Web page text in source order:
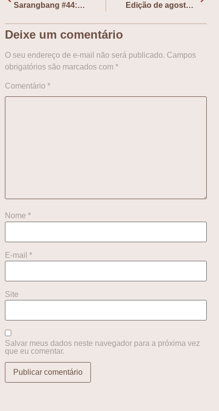
Sarangbang #44: “Temporada de cura no Ateliê Soyo”, com Keren Mi Kang
Edição de agosto do Clube do Livro do CCCB discute “Como Tigres na Neve”, se inscreva
Deixe um comentário
O seu endereço de e-mail não será publicado. Campos
obrigatórios são marcados com *
Comentário *
Nome *
E-mail *
Site
Salvar meus dados neste navegador para a próxima vez
que eu comentar.